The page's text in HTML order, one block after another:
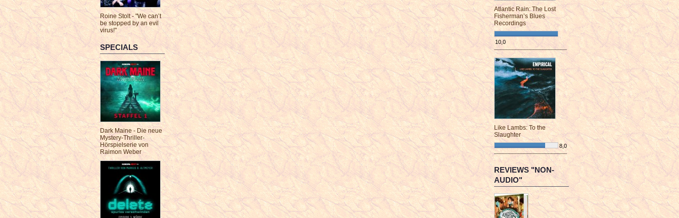
Roine Stolt - "We can’t
be stopped by an evil
virus!"
SPECIALS
Dark Maine - Die neue
Mystery-Thriller-
Hörspielserie von
Raimon Weber
Atlantic Rain: The Lost
Fisherman’s Blues
Recordings
10,0
¯¯¯¯¯¯¯¯¯¯¯¯¯¯¯¯¯¯¯¯¯¯¯¯
Like Lambs: To the
Slaughter
8,0
¯¯¯¯¯¯¯¯¯¯¯¯¯¯¯¯¯¯¯¯¯¯¯¯
REVIEWS "NON-
AUDIO"